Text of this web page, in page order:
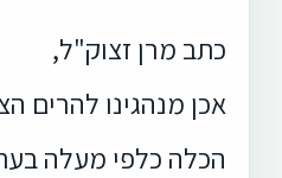
כתב מרן זצוק"ל,
אכן מנהגינו להרים
הכלה כלפי מעלה